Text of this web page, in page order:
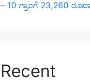
– 10 ಗ್ರಾಂಗೆ 23,260
Recent